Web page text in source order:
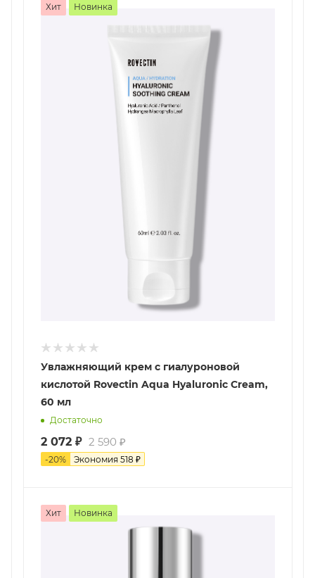
Хит Новинка
Увлажняющий крем с гиалуроновой
кислотой Rovectin Aqua Hyaluronic Cream,
60 мл
Достаточно
2 072 ₽ 2 590 ₽
-20% Экономия 518 ₽
Хит Новинка